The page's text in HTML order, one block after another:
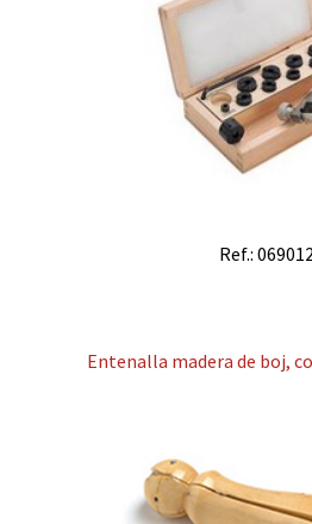
Ref.:
Entenalla madera de boj,